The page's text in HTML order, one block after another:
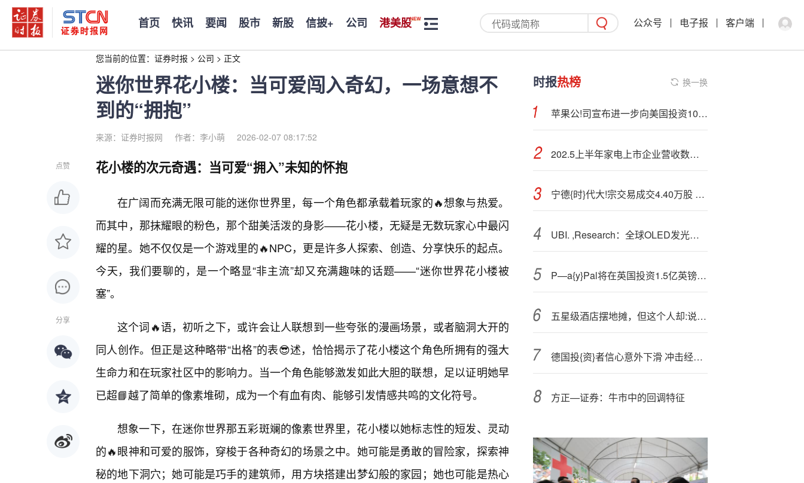
首页 快讯 要闻 股市 新股 信披+ 公司 港美股 公众号 电子报 客户端
您当前的位置： 证券时报 > 公司 > 正文
迷你世界花小楼：当可爱闯入奇幻，一场意想不
到的“拥抱”
来源：证券时报网 作者：李小萌 2026-02-07 08:17:52
点赞
分享
花小楼的次元奇遇：当可爱“拥入”未知的怀抱
在广阔而充满无限可能的迷你世界里，每一个角色都承载着玩家的🔥想象与热爱。
而其中，那抹耀眼的粉色，那个甜美活泼的身影——花小楼，无疑是无数玩家心中最闪
耀的星。她不仅仅是一个游戏里的🔥NPC，更是许多人探索、创造、分享快乐的起点。
今天，我们要聊的，是一个略显“非主流”却又充满趣味的话题——“迷你世界花小楼被
塞”。
这个词🔥语，初听之下，或许会让人联想到一些夸张的漫画场景，或者脑洞大开的
同人创作。但正是这种略带“出格”的表😎述，恰恰揭示了花小楼这个角色所拥有的强大
生命力和在玩家社区中的影响力。当一个角色能够激发如此大胆的联想，足以证明她早
已超📘越了简单的像素堆砌，成为一个有血有肉、能够引发情感共鸣的文化符号。
想象一下，在迷你世界那五彩斑斓的像素世界里，花小楼以她标志性的短发、灵动
的🔥眼神和可爱的服饰，穿梭于各种奇幻的场景之中。她可能是勇敢的冒险家，探索神
秘的地下洞穴；她可能是巧手的建筑师，用方块搭建出梦幻般的家园；她也可能是热心
时报热榜 换一换
苹果公!司宣布进一步向美国投资1000亿美元
202.5上半年家电上市企业营收数据盘点 美的最赚钱？
宁德{时}代大!宗交易成交4.40万股 成交额1038.40万元
UBI. ,Research：全球OLED发光材料采购额五年后将增至34.7亿美元
P—a{y}Pal将在英国投资1.5亿英镑用于产品创新和增长
五星级酒店摆地摊，但这个人却:说“中国酒{店}的机会来了”
德国投{资}者信心意外下滑 冲击经济有望好转的乐观情绪
方正—证券：牛市中的回调特征